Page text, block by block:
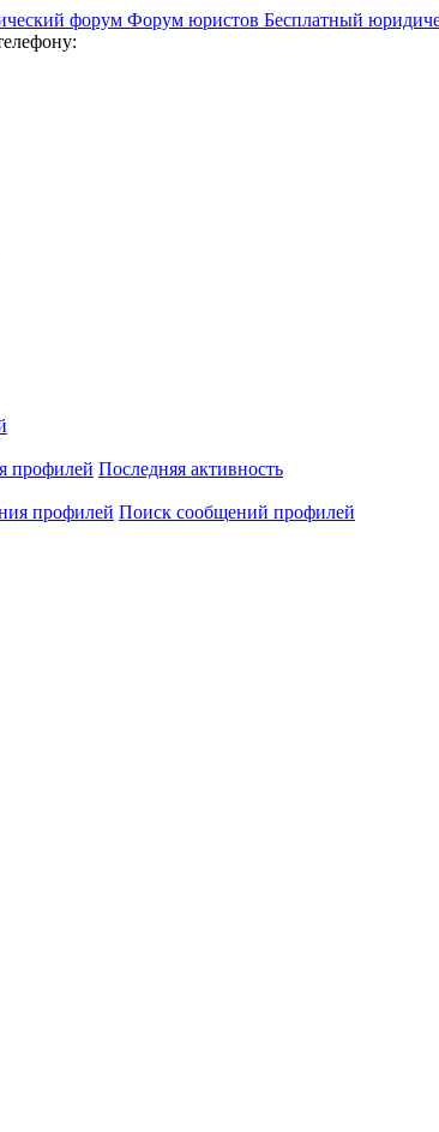
Форум юристов Бесплатный
профилей Последняя активность
профилей Поиск сообщений профилей